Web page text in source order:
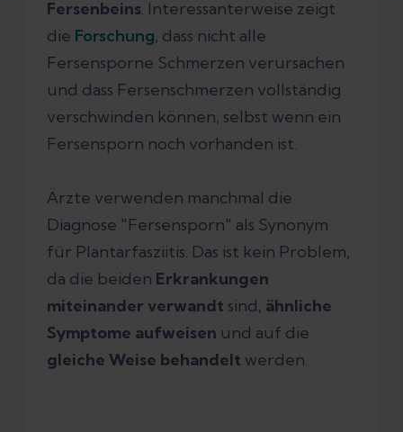
Fersenbeins. Interessanterweise zeigt
die Forschung, dass nicht alle
Fersensporne Schmerzen verursachen
und dass Fersenschmerzen vollständig
verschwinden können, selbst wenn ein
Fersensporn noch vorhanden ist.
Ärzte verwenden manchmal die
Diagnose "Fersensporn" als Synonym
für Plantarfasziitis. Das ist kein Problem,
da die beiden Erkrankungen
miteinander verwandt sind, ähnliche
Symptome aufweisen und auf die
gleiche Weise behandelt werden.